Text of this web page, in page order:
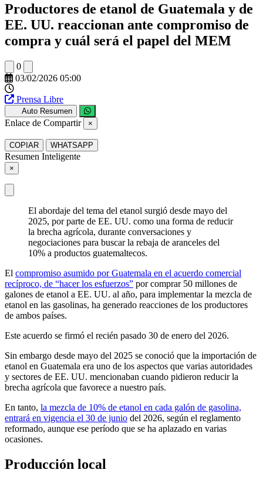
Productores de etanol de Guatemala y de
EE. UU. reaccionan ante compromiso de
compra y cuál será el papel del MEM
0
03/02/2026 05:00
Prensa Libre
Auto Resumen
Enlace de Compartir ×
COPIAR WHATSAPP
Resumen Inteligente
×
El abordaje del tema del etanol surgió desde mayo del
2025, por parte de EE. UU. como una forma de reducir
la brecha agrícola, durante conversaciones y
negociaciones para buscar la rebaja de aranceles del
10% a productos guatemaltecos.
El compromiso asumido por Guatemala en el acuerdo comercial
recíproco, de “hacer los esfuerzos” por comprar 50 millones de
galones de etanol a EE. UU. al año, para implementar la mezcla de
etanol en las gasolinas, ha generado reacciones de los productores
de ambos países.
Este acuerdo se firmó el recién pasado 30 de enero del 2026.
Sin embargo desde mayo del 2025 se conoció que la importación de
etanol en Guatemala era uno de los aspectos que varias autoridades
y sectores de EE. UU. mencionaban cuando pidieron reducir la
brecha agrícola que favorece a nuestro país.
En tanto, la mezcla de 10% de etanol en cada galón de gasolina,
entrará en vigencia el 30 de junio del 2026, según el reglamento
reformado, aunque ese período que se ha aplazado en varias
ocasiones.
Producción local